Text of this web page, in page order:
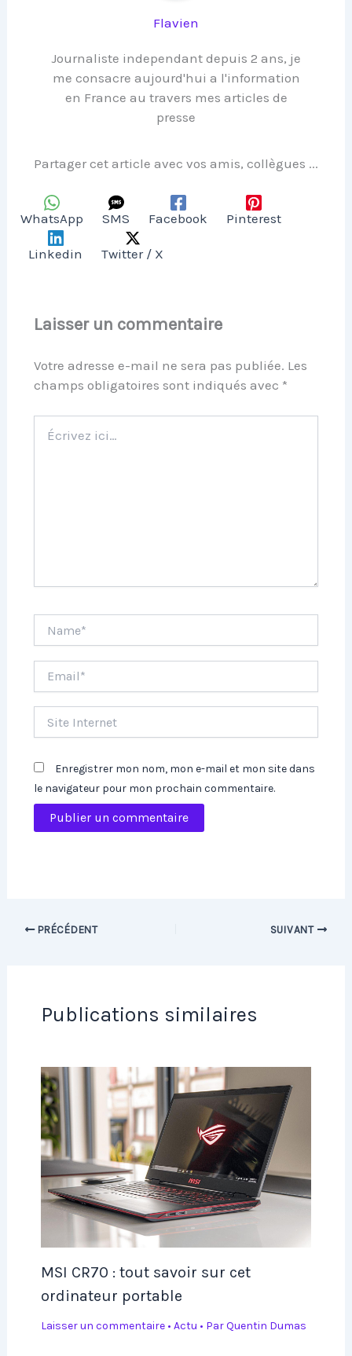
Flavien
Journaliste independant depuis 2 ans, je
me consacre aujourd'hui a l'information
en France au travers mes articles de
presse
Partager cet article avec vos amis, collègues ...
WhatsApp SMS Facebook Pinterest
Linkedin Twitter / X
Laisser un commentaire
Votre adresse e-mail ne sera pas publiée. Les
champs obligatoires sont indiqués avec *
ici…
Internet
Enregistrer mon nom, mon e-mail et mon site dans
le navigateur pour mon prochain commentaire.
PRÉCÉDENT SUIVANT
Publications similaires
MSI CR70 : tout savoir sur cet
ordinateur portable
Laisser un commentaire • Actu • ParQuentin Dumas